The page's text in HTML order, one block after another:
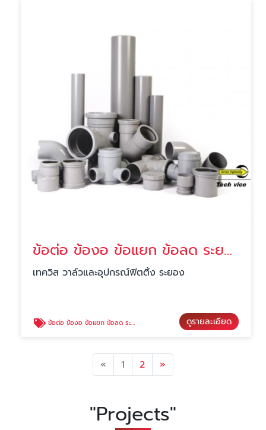
ข้อต่อ ข้องอ ข้อแยก ข้อลด ระยอง
เทควิส วาล์วและอุปกรณ์ฟิตติ้ง ระยอง
ข้อต่อ ข้องอ ข้อแยก ข้อลด ระยอง ดูรายละเอียด
« Previous
1 2 »
"Projects"